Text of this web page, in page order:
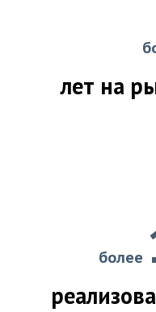
лет на
более